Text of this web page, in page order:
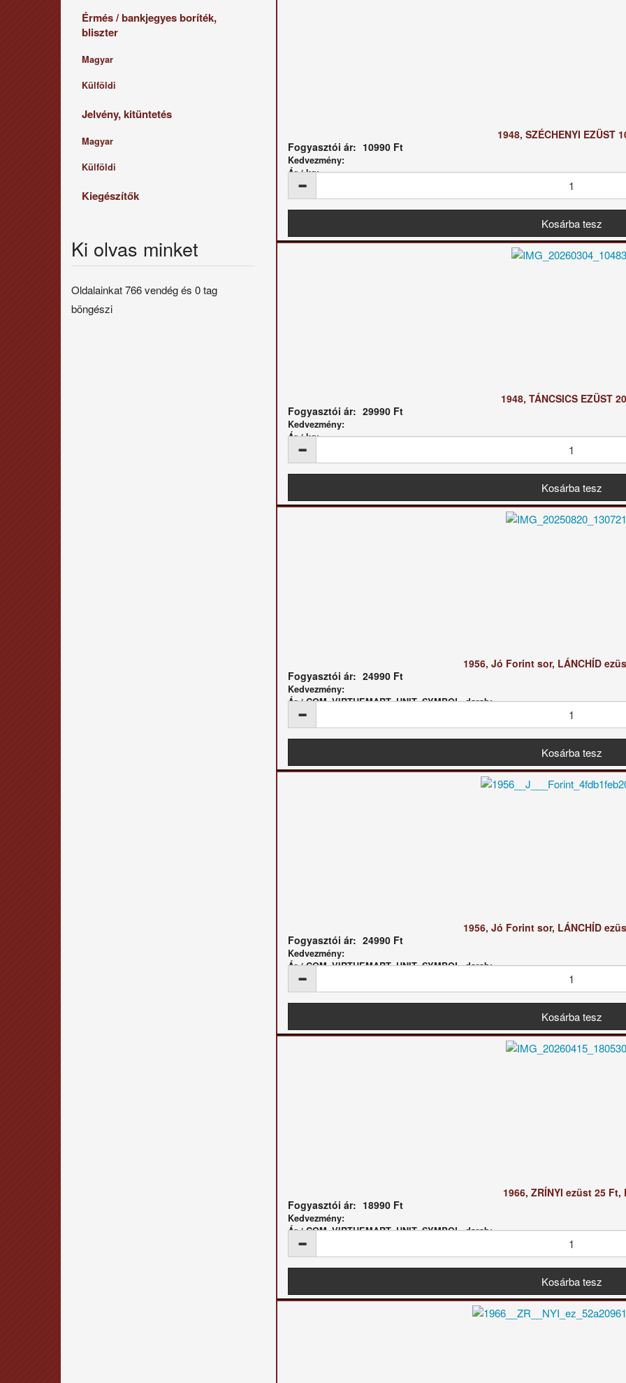
1948, SZÉCHENYI EZÜST
Fogyasztói ár: 10990 Ft
Kedvezmény:
Ár / kg:
1948, TÁNCSICS EZÜST
Fogyasztói ár: 29990 Ft
Kedvezmény:
Ár / kg:
1956, Jó Forint sor, LÁNCHÍD
Fogyasztói ár: 24990 Ft
Kedvezmény:
Ár / COM_VIRTUEMART_UNIT_SYMBOL_darab:
1956, Jó Forint sor, LÁNCHÍD
Fogyasztói ár: 24990 Ft
Kedvezmény:
Ár / COM_VIRTUEMART_UNIT_SYMBOL_darab:
1966, ZRÍNYI ezüst 25 Ft,
Fogyasztói ár: 18990 Ft
Kedvezmény:
Ár / COM_VIRTUEMART_UNIT_SYMBOL_darab:
Érmés / bankjegyes boríték,
bliszter
Magyar
Külföldi
Jelvény, kitüntetés
Magyar
Külföldi
Kiegészítők
Ki olvas minket
Oldalainkat 766 vendég és 0 tag
böngészi